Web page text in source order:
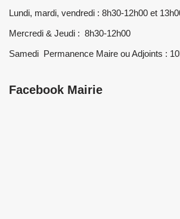
Lundi, mardi, vendredi : 8h30-12h00 et
Mercredi & Jeudi : 8h30-12h00
Samedi Permanence Maire ou Adjoints :
Facebook Mairie